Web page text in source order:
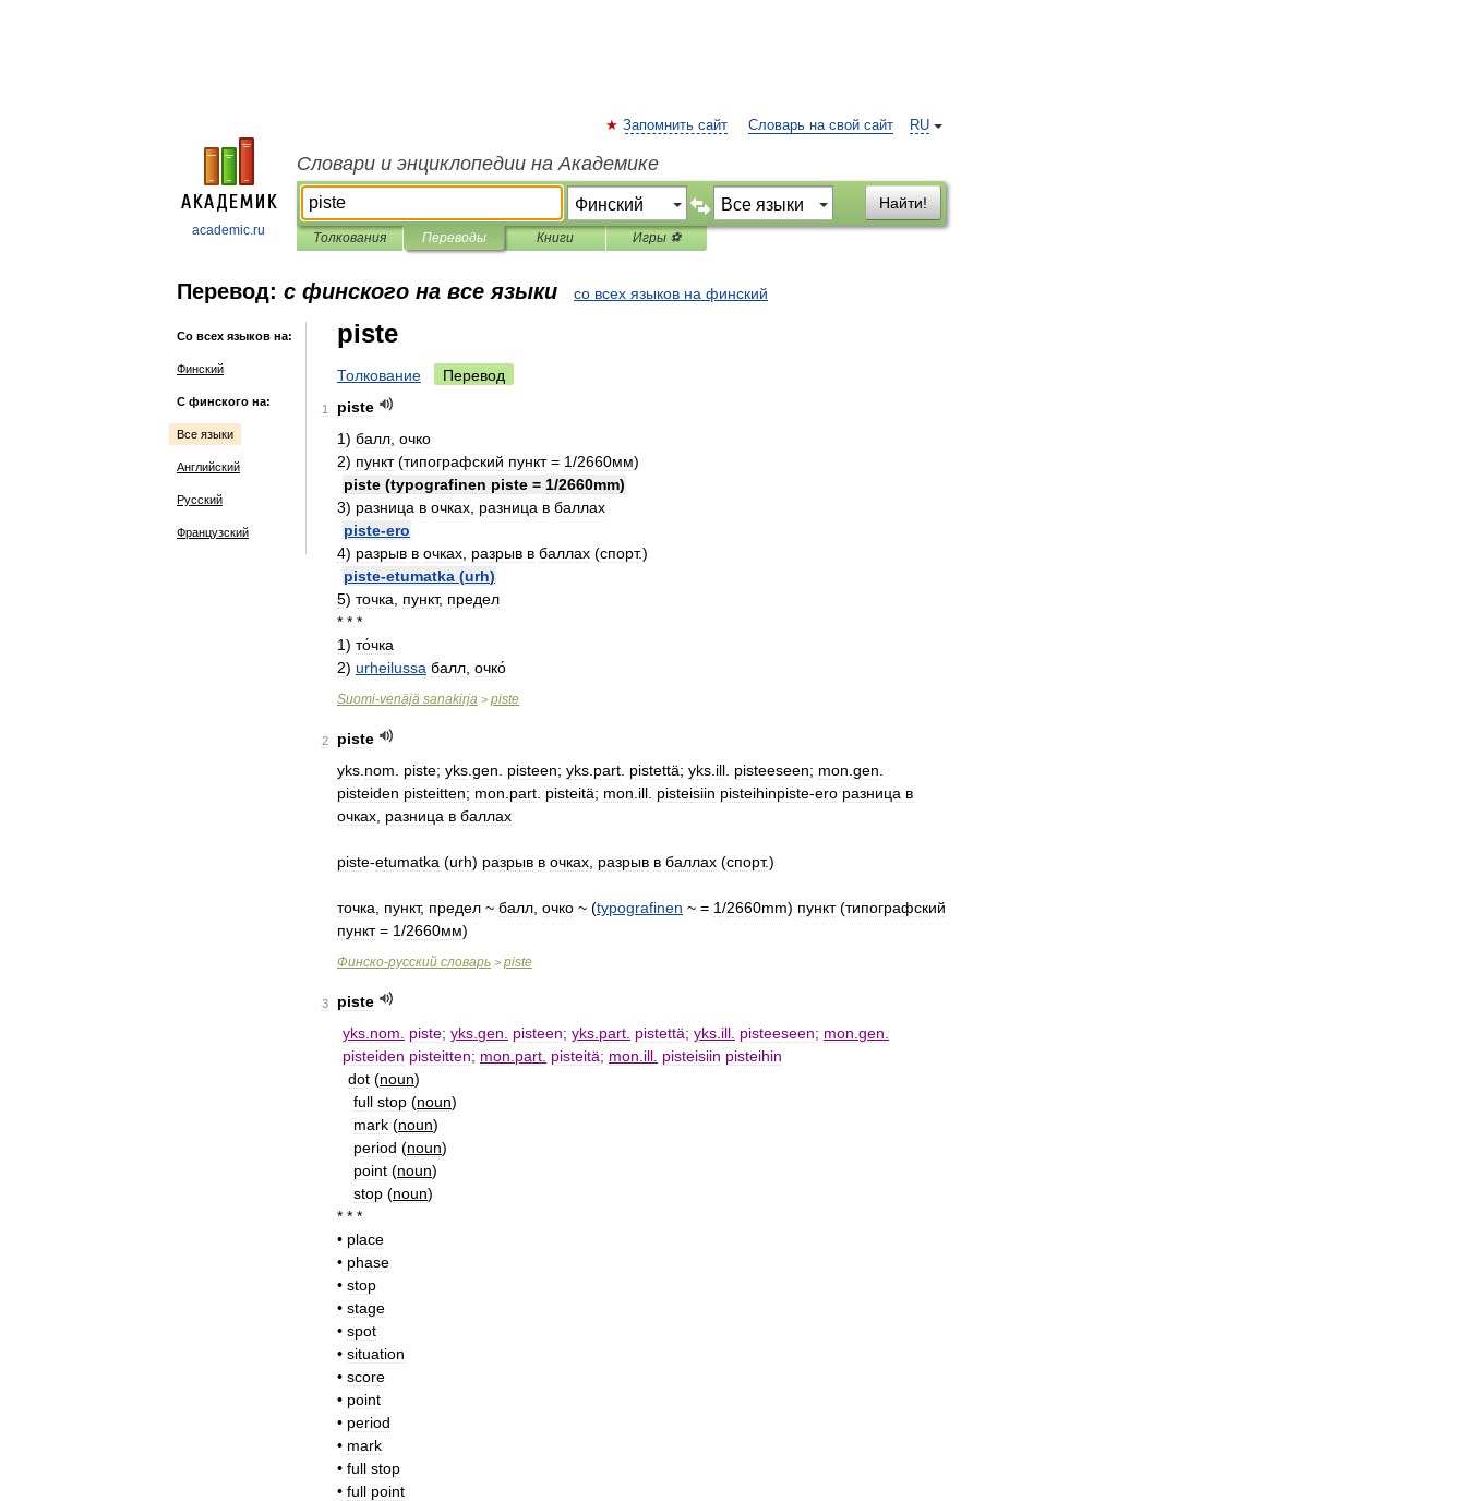
academic.ru
RU
Запомнить сайт Словарь на свой сайт
Словари и энциклопедии на Академике
Найти!
Толкования Переводы Книги Игры ⚽
Перевод: с финского на все языки со всех языков на финский
Со всех языков на:
Финский
С финского на:
Все языки
Английский
Русский
Французский
piste
Толкование Перевод
1
piste
1) балл очко
2) пункт(типографский пункт= 1/2660мм)
piste (typografinen piste = 1/2660mm)
3) разница в очках разница в баллах
piste-ero
4) разрыв в очках разрыв в баллах (спорт.)
piste-etumatka (urh)
5) точка пункт, предел
* * *
1) то́чка
2) urheilussa балл очко́
Suomi-venäjä sanakirja > piste
2
piste
yks nom piste; yks gen pisteen; yks part pistettä; yks ill pisteeseen; mon gen
pisteiden pisteitten; mon part pisteitä; mon ill pisteisiin pisteihinpiste-ero разница в
очках разница в баллах
piste-etumatka (urh) разрыв в очках разрыв в баллах (спорт.)
точка пункт, предел ~ балл очко ~ (typografinen ~ = 1/2660mm) пункт(типографский
пункт= 1/2660мм)
Финско-русский словарь > piste
3
piste
yks nom piste; yks gen pisteen; yks part pistettä; yks ill pisteeseen; mon gen
pisteiden pisteitten; mon part pisteitä; mon ill pisteisiin pisteihin
dot (noun)
full stop (noun)
mark (noun)
period (noun)
point (noun)
stop (noun)
* * *
• place
• phase
• stop
• stage
• spot
• situation
• score
• point
• period
• mark
• full stop
• full point